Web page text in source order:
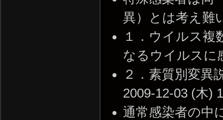
異）とは考え難
１．ウイルス複
なるウイルスに
２．素質別変異
2009-12-03 (木)
通常感染者の中